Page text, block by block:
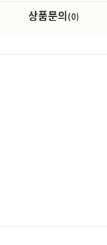
상품문의(0)